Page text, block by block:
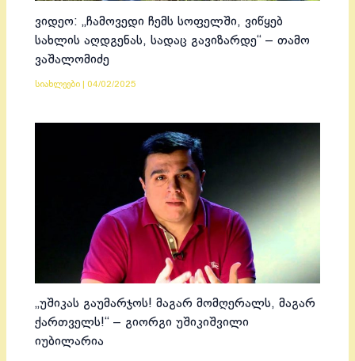
ვიდეო: „ჩამოვედი ჩემს სოფელში, ვიწყებ
სახლის აღდგენას, სადაც გავიზარდე“ – თამო
ვაშალომიძე
სიახლეები 04/02/2025
„უშიკას გაუმარჯოს! მაგარ მომღერალს, მაგარ
ქართველს!“ – გიორგი უშიკიშვილი
იუბილარია